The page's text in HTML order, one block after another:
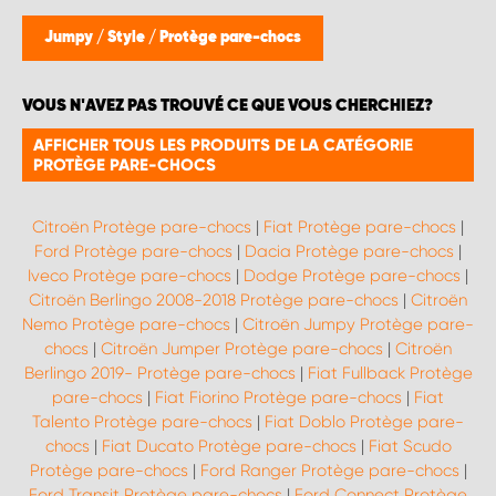
Jumpy / Style / Protège pare-chocs
VOUS N'AVEZ PAS TROUVÉ CE QUE VOUS CHERCHIEZ?
AFFICHER TOUS LES PRODUITS DE LA CATÉGORIE
PROTÈGE PARE-CHOCS
Citroën Protège pare-chocs | Fiat Protège pare-chocs |
Ford Protège pare-chocs | Dacia Protège pare-chocs |
Iveco Protège pare-chocs | Dodge Protège pare-chocs |
Citroën Berlingo 2008-2018 Protège pare-chocs | Citroën
Nemo Protège pare-chocs | Citroën Jumpy Protège pare-
chocs | Citroën Jumper Protège pare-chocs | Citroën
Berlingo 2019- Protège pare-chocs | Fiat Fullback Protège
pare-chocs | Fiat Fiorino Protège pare-chocs | Fiat
Talento Protège pare-chocs | Fiat Doblo Protège pare-
chocs | Fiat Ducato Protège pare-chocs | Fiat Scudo
Protège pare-chocs | Ford Ranger Protège pare-chocs |
WORK SYSTEM NAMUR